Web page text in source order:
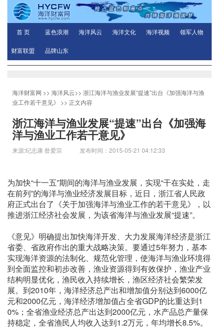
首 页 蓝色浪潮 海洋风云 海洋文化 海洋视频 领军人物
财富联盟 品牌山东
海洋财富网 >> 海洋风云>> 浙江海洋与渔业发展“提速”出台《加强海洋与渔
业工作若干意见》
>> 正文内容
浙江海洋与渔业发展“提速”出台《加强海
洋与渔业工作若干意见》
来源:纪志康 昝爱宗 发布时间：2015-05-21 04:12:33
为加快“十一五”期间的海洋与渔业发展，实现“干在实处，走
在前列”的海洋与渔业经济发展目标，近日，浙江省人民政
府正式出台了《关于加强海洋与渔业工作的若干意见》，以
推进浙江经济社会发展，为该省海洋与渔业发展“提速”。
《意见》明确提出加快海洋开发、大力发展海洋经济是浙江
省委、省政府作出的重大战略决策。要通过5年努力，基本
实现海洋资源的法制化、规范化管理，使海洋与渔业环境得
到全面监控和初步改善，渔业资源得到有效保护，渔业产业
结构明显优化，渔民收入持续增长，渔区经济社会繁荣发
展。到2010年，海洋经济总产出和增加值分别达到6000亿
元和2000亿元，海洋经济增加值占全省GDP的比重达到1
0%；全省渔业经济总产出达到2000亿元，水产品总产量保
持稳定，全省渔民人均收入达到1.2万元，年均增长8.5%。